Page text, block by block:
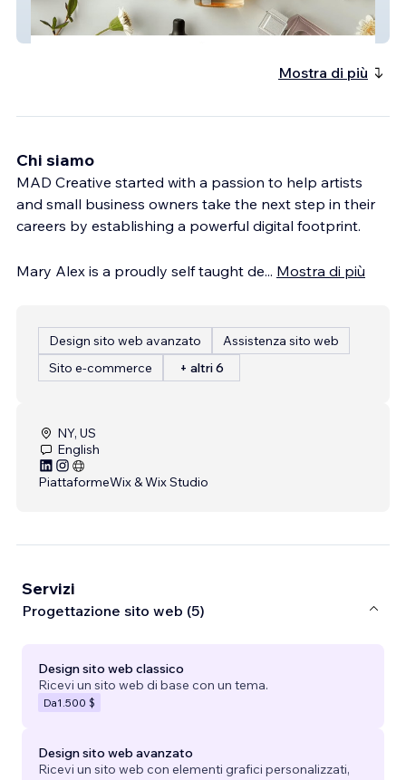
Lotus Bridge Partners
Mostra di più
Chi siamo
MAD Creative started with a passion to help artists
and small business owners take the next step in their
careers by establishing a powerful digital footprint.
​Mary Alex is a proudly self taught de... Mostra di più
Design sito web avanzato
Assistenza sito web
Sito e-commerce
+ altri 6
NY, US
English
PiattaformeWix & Wix Studio
Servizi
Progettazione sito web (5)
Design sito web classico
Ricevi un sito web di base con un tema.
Da1.500 $
Design sito web avanzato
Ricevi un sito web con elementi grafici personalizzati,